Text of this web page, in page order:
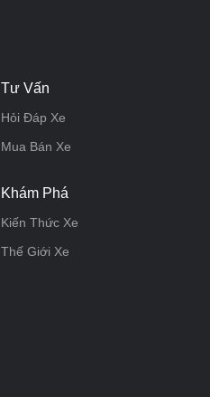
Tư Vấn
Hỏi Đáp Xe
Mua Bán Xe
Khám Phá
Kiến Thức Xe
Thế Giới Xe